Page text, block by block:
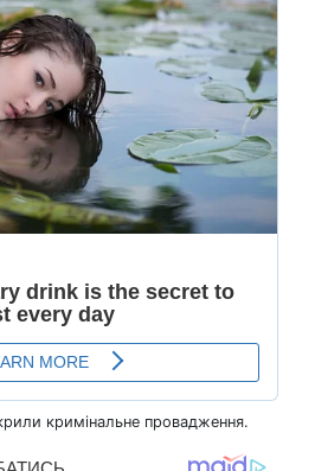
кримінальне провадження.